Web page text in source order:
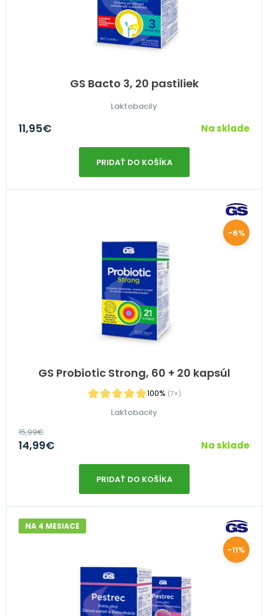
GS Bacto 3, 20 pastiliek
Laktobacily
11,95€ Na sklade
PRIDAŤ DO KOŠÍKA
GS Probiotic Strong, 60 + 20 kapsúl
100% (7×)
Laktobacily
-6%
15,99€
14,99€ Na sklade
PRIDAŤ DO KOŠÍKA
NA 4 MESIACE
-11%